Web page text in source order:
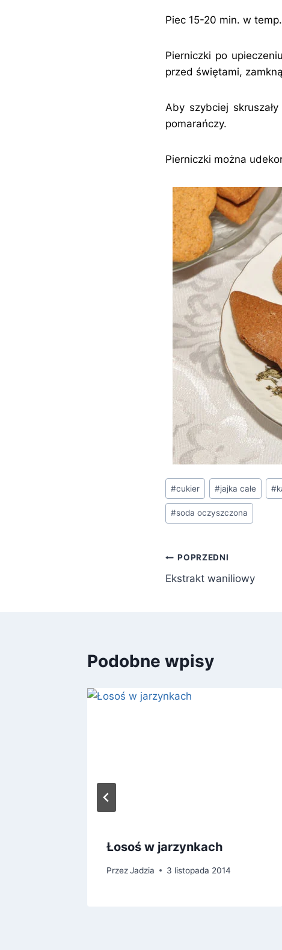
Piec 15-20 min. w
Pierniczki po
przed świętami,
Aby szybciej
pomarańczy.
Pierniczki można
Tagi
wpisu:
#cukier #jajka całe #
#soda oczyszczona
Nawigacja
wpisu
POPRZEDNI
Ekstrakt waniliowy
Podobne wpisy
Łosoś w jarzynkach
PrzezJadzia 3 listopada 2014